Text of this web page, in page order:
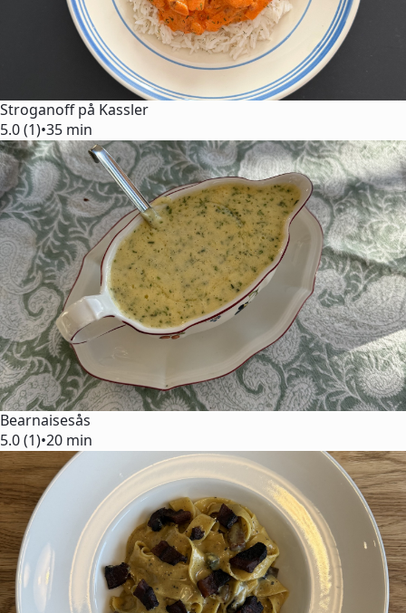
Stroganoff på Kassler
5.0 (1)•35 min
Bearnaisesås
5.0 (1)•20 min